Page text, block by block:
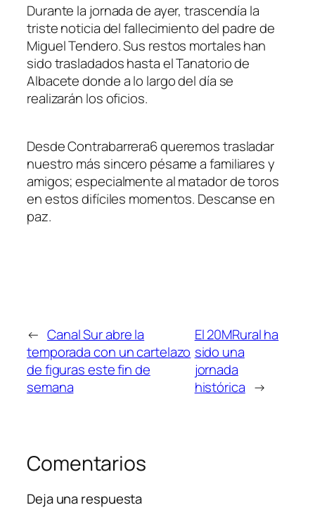
Durante la jornada de ayer, trascendía la
triste noticia del fallecimiento del padre de
Miguel Tendero. Sus restos mortales han
sido trasladados hasta el Tanatorio de
Albacete donde a lo largo del día se
realizarán los oficios.
Desde Contrabarrera6 queremos trasladar
nuestro más sincero pésame a familiares y
amigos; especialmente al matador de toros
en estos difíciles momentos. Descanse en
paz.
← Canal Sur abre la
temporada con un cartelazo
de figuras este fin de
semana
El 20MRural ha
sido una
jornada
histórica →
Comentarios
Deja una respuesta